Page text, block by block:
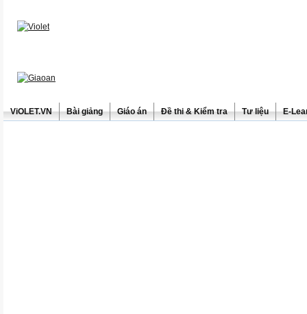
ViOLET.VN Bài giảng Giáo án Đề thi & Kiểm tra Tư liệu E-